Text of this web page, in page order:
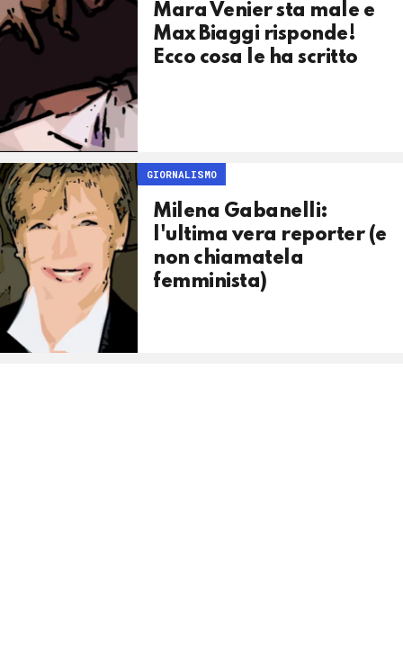
Mara Venier sta male e
Max Biaggi risponde!
Ecco cosa le ha scritto
GIORNALISMO
Milena Gabanelli:
l'ultima vera reporter (e
non chiamatela
femminista)